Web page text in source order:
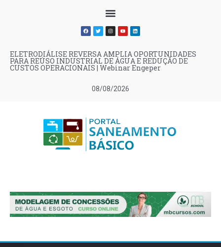
08/08/2026
ELETRODIÁLISE REVERSA AMPLIA OPORTUNIDADES
PARA REÚSO INDUSTRIAL DE ÁGUA E REDUÇÃO DE
CUSTOS OPERACIONAIS | Webinar Engeper